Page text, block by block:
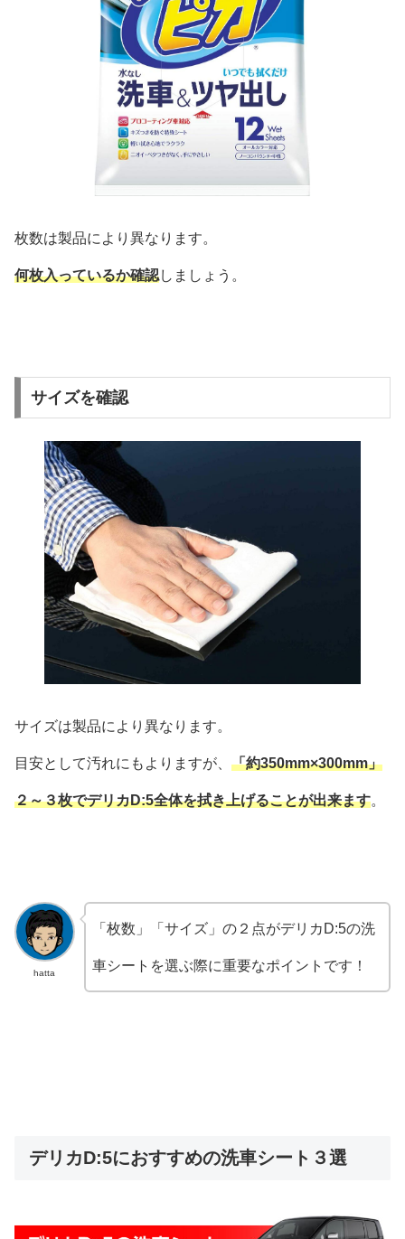
枚数は製品により異なります。
何枚入っているか確認しましょう。
サイズを確認
サイズは製品により異なります。
目安として汚れにもよりますが、 「約350mm×300mm」
２～３枚でデリカD:5全体を拭き上げることが出来ます。
hatta
「枚数」「サイズ」の２点がデリカD:5の洗
車シートを選ぶ際に重要なポイントです！
デリカD:5におすすめの洗車シート３選